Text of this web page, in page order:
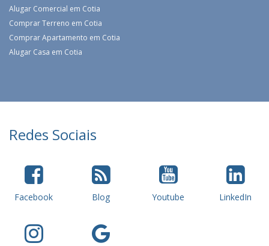
Alugar Comercial em Cotia
Comprar Terreno em Cotia
Comprar Apartamento em Cotia
Alugar Casa em Cotia
Redes Sociais
Facebook Blog Youtube LinkedIn